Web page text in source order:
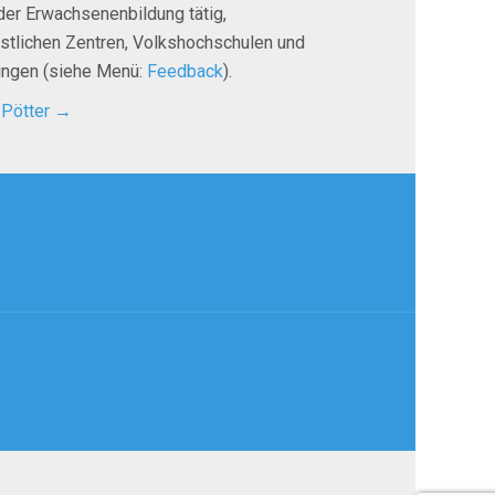
Erwachsenenbildung tätig,
Zentren, Volkshochschulen und
(siehe Menü: Feedback).
→